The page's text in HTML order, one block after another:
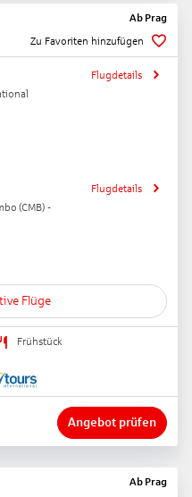
Ab Prag
Zu Favoriten hinzufügen
Flugdetails
(CMB) -
Flugdetails
Flüge
Frühstück
Angebot prüfen
Ab Prag